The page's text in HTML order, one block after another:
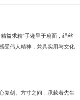
益求精”手迹呈于扇面，绢丝
受伟人精神，兼具实用与文化
复刻。方寸之间，承载着先生